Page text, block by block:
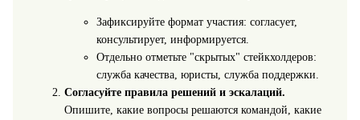
Зафиксируйте формат участия: согласует,
консультирует, информируется.
Отдельно отметьте "скрытых" стейкхолдеров:
служба качества, юристы, служба поддержки.
Согласуйте правила решений и эскалаций.
Опишите, какие вопросы решаются командой, какие